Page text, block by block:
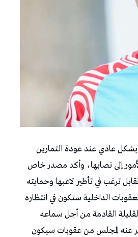
عادي عند عودة التمارين
إلى نصابها، وأكد مصدر خاص
ترغب في تأطير لاعبها وحمايته
فإن بعض العقوبات الداخلية ستكون في انتظاره
القادمة من أجل سماعه
عنه المجلس من عقوبات سيكون